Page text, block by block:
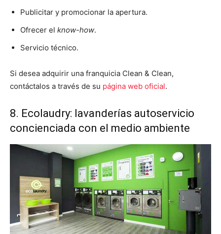
Publicitar y promocionar la apertura.
Ofrecer el know-how.
Servicio técnico.
Si desea adquirir una franquicia Clean & Clean,
contáctalos a través de su página web oficial.
8. Ecolaudry: lavanderías autoservicio
concienciada con el medio ambiente